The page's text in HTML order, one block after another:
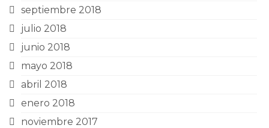
septiembre 2018
julio 2018
junio 2018
mayo 2018
abril 2018
enero 2018
noviembre 2017